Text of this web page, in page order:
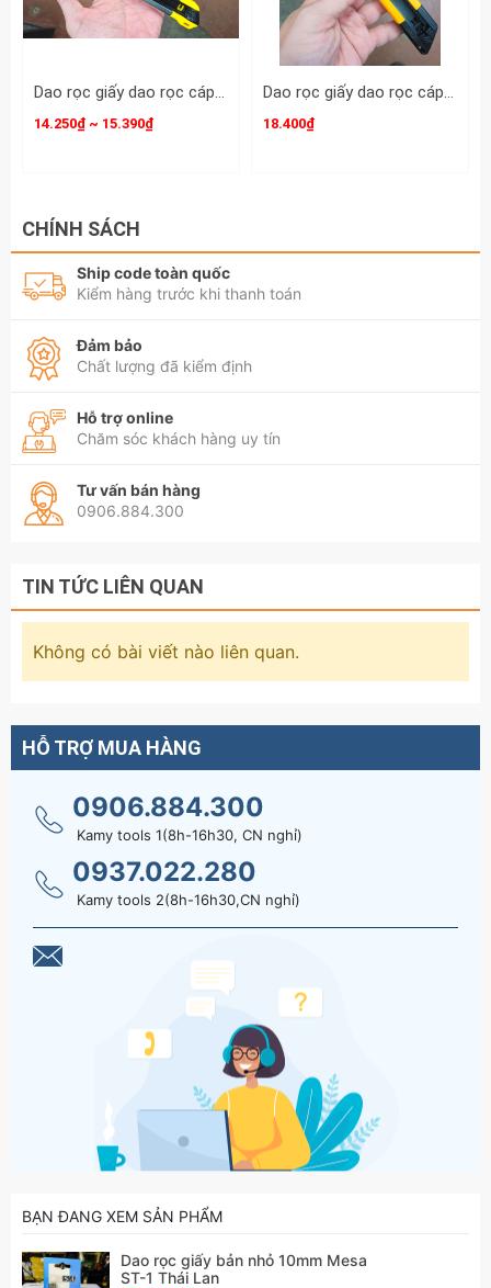
Dao rọc giấy dao rọc cáp lưỡi thép SK-5 bản 18mm dài 163mm Wasaki WRG682 và WR686
14.250₫ ~ 15.390₫
Dao rọc giấy dao rọc cáp lưỡi thép SK-5 bản 17mm dài 160mm Maxsupe UK5 -1716A M-8744
18.400₫
CHÍNH SÁCH
Ship code toàn quốc
Kiểm hàng trước khi thanh toán
Đảm bảo
Chất lượng đã kiểm định
Hỗ trợ online
Chăm sóc khách hàng uy tín
Tư vấn bán hàng
0906.884.300
TIN TỨC LIÊN QUAN
Không có bài viết nào liên quan.
HỖ TRỢ MUA HÀNG
0906.884.300
Kamy tools 1(8h-16h30, CN nghỉ)
0937.022.280
Kamy tools 2(8h-16h30,CN nghỉ)
BẠN ĐANG XEM SẢN PHẨM
Dao rọc giấy bản nhỏ 10mm Mesa
ST-1 Thái Lan